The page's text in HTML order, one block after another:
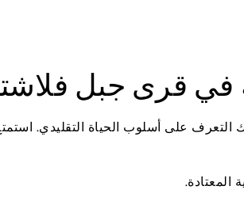
على أسلوب الحياة التقليدي.
المعتادة.